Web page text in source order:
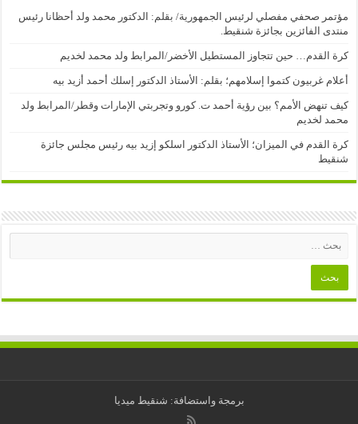
مؤتمر صحفي مفصلي لرئيس الجمهورية/ بقلم: الدكتور محمد ولد أحظانا رئيس
منتدى الفائزين بجائزة شنقيط.
كرة القدم… حين تتجاوز المستطيل الأخضر/المرابط ولد محمد لخديم
أعلام غربيون كتموا إسلامهم؛ بقلم: الأستاذ الدكتور إسلك أحمد أزيد بيه
كيف تنهض الأمم؟ بين رؤية أحمد ت. كورو وتجربتي الإمارات وقطر/المرابط ولد
محمد لخديم
كرة القدم في الميزان؛ الأستاذ الدكتور اسلكو إزيد بيه رئيس مجلس جائزة
شنقيط
برمجة واستضافة: شنقيط ميديا